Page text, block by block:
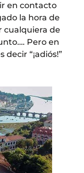
en contacto
la hora de
cualquiera de
Pero en
“¡adiós!”